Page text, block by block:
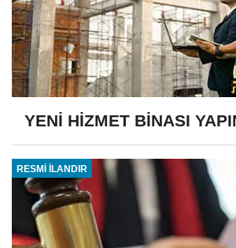
YENİ HİZMET BİNASI
RESMİ İLANDIR